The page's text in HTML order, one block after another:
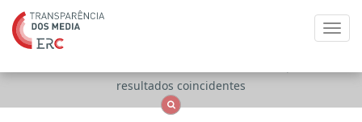
resultados coincidentes